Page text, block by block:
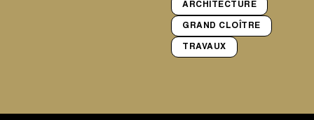
ARCHITECTURE
GRAND CLOÎTRE
TRAVAUX